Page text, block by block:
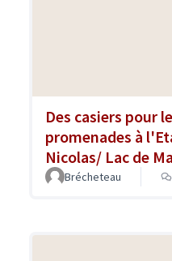
Des casiers pour
promenades à
Nicolas/ Lac de
Brécheteau